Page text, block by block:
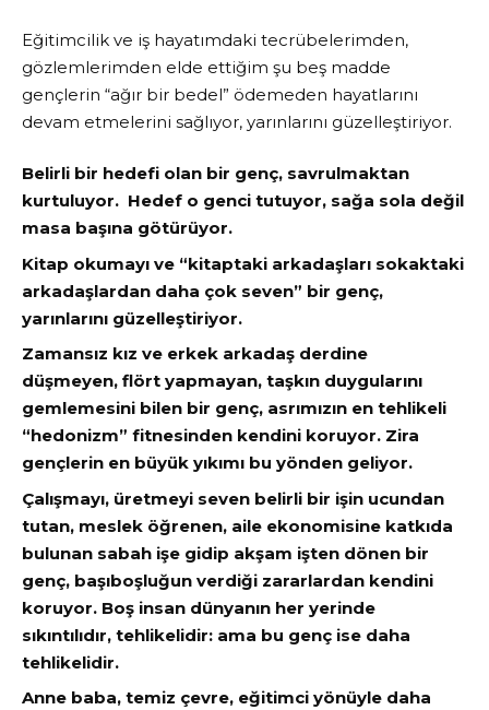
Eğitimcilik ve iş hayatımdaki tecrübelerimden,
gözlemlerimden elde ettiğim şu beş madde
gençlerin “ağır bir bedel” ödemeden hayatlarını
devam etmelerini sağlıyor, yarınlarını güzelleştiriyor.
Belirli bir hedefi olan bir genç, savrulmaktan
kurtuluyor. Hedef o genci tutuyor, sağa sola değil
masa başına götürüyor.
Kitap okumayı ve “kitaptaki arkadaşları sokaktaki
arkadaşlardan daha çok seven” bir genç,
yarınlarını güzelleştiriyor.
Zamansız kız ve erkek arkadaş derdine
düşmeyen, flört yapmayan, taşkın duygularını
gemlemesini bilen bir genç, asrımızın en tehlikeli
“hedonizm” fitnesinden kendini koruyor. Zira
gençlerin en büyük yıkımı bu yönden geliyor.
Çalışmayı, üretmeyi seven belirli bir işin ucundan
tutan, meslek öğrenen, aile ekonomisine katkıda
bulunan sabah işe gidip akşam işten dönen bir
genç, başıboşluğun verdiği zararlardan kendini
koruyor. Boş insan dünyanın her yerinde
sıkıntılıdır, tehlikelidir: ama bu genç ise daha
tehlikelidir.
Anne baba, temiz çevre, eğitimci yönüyle daha